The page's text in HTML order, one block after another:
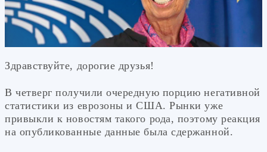
Здравствуйте, дорогие друзья!
В четверг получили очередную порцию негативной
статистики из еврозоны и США. Рынки уже
привыкли к новостям такого рода, поэтому реакция
на опубликованные данные была сдержанной.